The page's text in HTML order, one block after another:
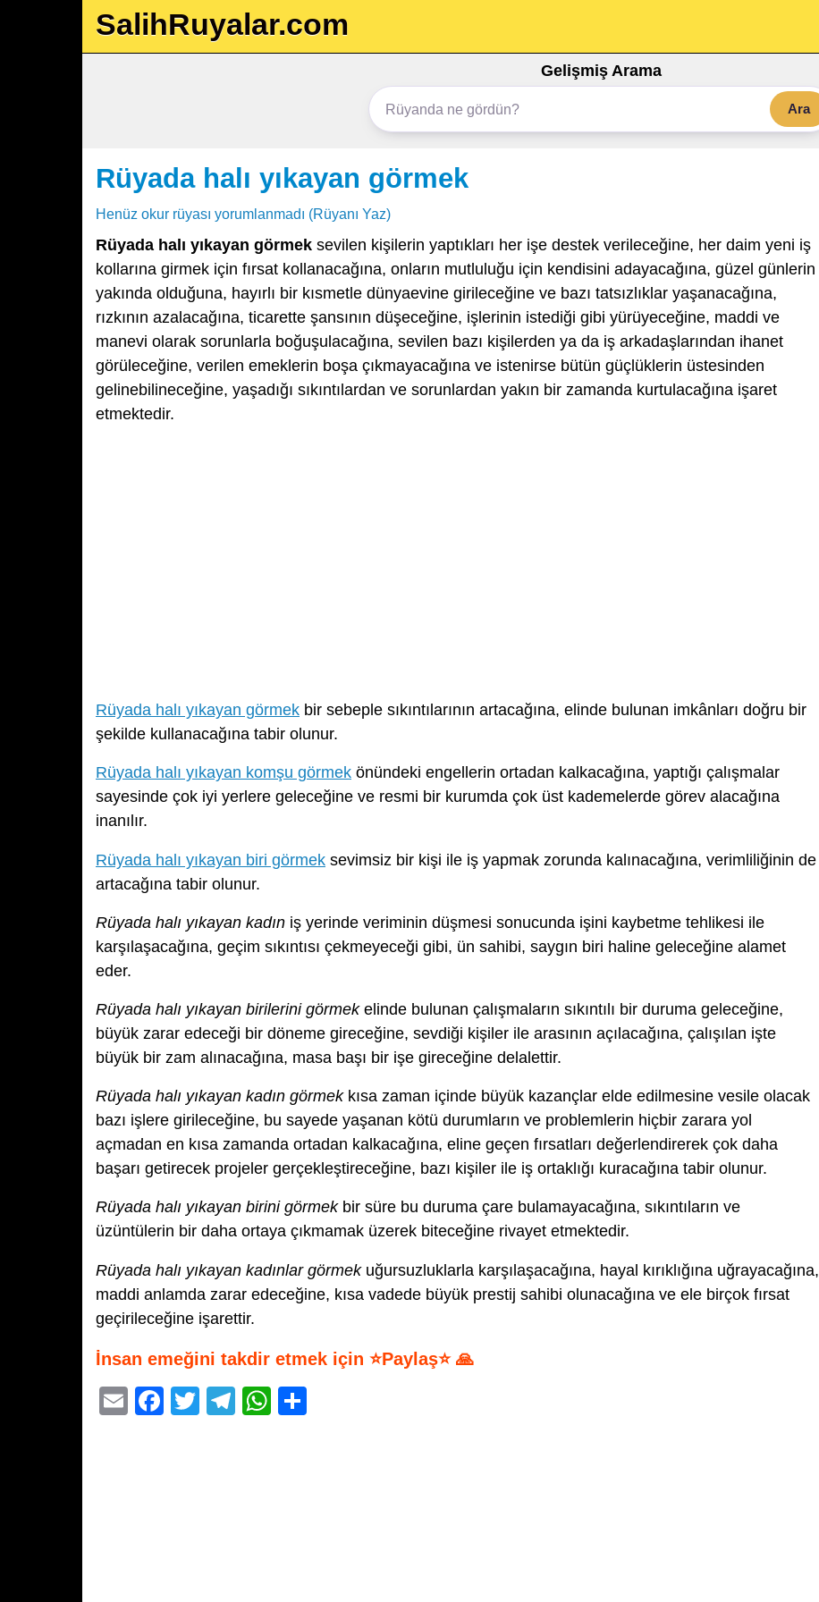
SalihRuyalar.com
Gelişmiş Arama
Ara
Rüyada halı yıkayan görmek
Henüz okur rüyası yorumlanmadı (Rüyanı Yaz)
Rüyada halı yıkayan görmek sevilen kişilerin yaptıkları her işe destek verileceğine, her daim yeni iş
kollarına girmek için fırsat kollanacağına, onların mutluluğu için kendisini adayacağına, güzel günlerin
yakında olduğuna, hayırlı bir kısmetle dünyaevine girileceğine ve bazı tatsızlıklar yaşanacağına,
rızkının azalacağına, ticarette şansının düşeceğine, işlerinin istediği gibi yürüyeceğine, maddi ve
manevi olarak sorunlarla boğuşulacağına, sevilen bazı kişilerden ya da iş arkadaşlarından ihanet
görüleceğine, verilen emeklerin boşa çıkmayacağına ve istenirse bütün güçlüklerin üstesinden
gelinebilineceğine, yaşadığı sıkıntılardan ve sorunlardan yakın bir zamanda kurtulacağına işaret
etmektedir.
Rüyada halı yıkayan görmek bir sebeple sıkıntılarının artacağına, elinde bulunan imkânları doğru bir
şekilde kullanacağına tabir olunur.
Rüyada halı yıkayan komşu görmek önündeki engellerin ortadan kalkacağına, yaptığı çalışmalar
sayesinde çok iyi yerlere geleceğine ve resmi bir kurumda çok üst kademelerde görev alacağına
inanılır.
Rüyada halı yıkayan biri görmek sevimsiz bir kişi ile iş yapmak zorunda kalınacağına, verimliliğinin de
artacağına tabir olunur.
Rüyada halı yıkayan kadın iş yerinde veriminin düşmesi sonucunda işini kaybetme tehlikesi ile
karşılaşacağına, geçim sıkıntısı çekmeyeceği gibi, ün sahibi, saygın biri haline geleceğine alamet
eder.
Rüyada halı yıkayan birilerini görmekelinde bulunan çalışmaların sıkıntılı bir duruma geleceğine,
büyük zarar edeceği bir döneme gireceğine, sevdiği kişiler ile arasının açılacağına, çalışılan işte
büyük bir zam alınacağına, masa başı bir işe gireceğine delalettir.
Rüyada halı yıkayan kadın görmekkısa zaman içinde büyük kazançlar elde edilmesine vesile olacak
bazı işlere girileceğine, bu sayede yaşanan kötü durumların ve problemlerin hiçbir zarara yol
açmadan en kısa zamanda ortadan kalkacağına, eline geçen fırsatları değerlendirerek çok daha
başarı getirecek projeler gerçekleştireceğine, bazı kişiler ile iş ortaklığı kuracağına tabir olunur.
Rüyada halı yıkayan birini görmekbir süre bu duruma çare bulamayacağına, sıkıntıların ve
üzüntülerin bir daha ortaya çıkmamak üzerek biteceğine rivayet etmektedir.
Rüyada halı yıkayan kadınlar görmekuğursuzluklarla karşılaşacağına, hayal kırıklığına uğrayacağına,
maddi anlamda zarar edeceğine, kısa vadede büyük prestij sahibi olunacağına ve ele birçok fırsat
geçirileceğine işarettir.
İnsan emeğini takdir etmek için ⭐Paylaş⭐ 🙏
E
F
T
T
W